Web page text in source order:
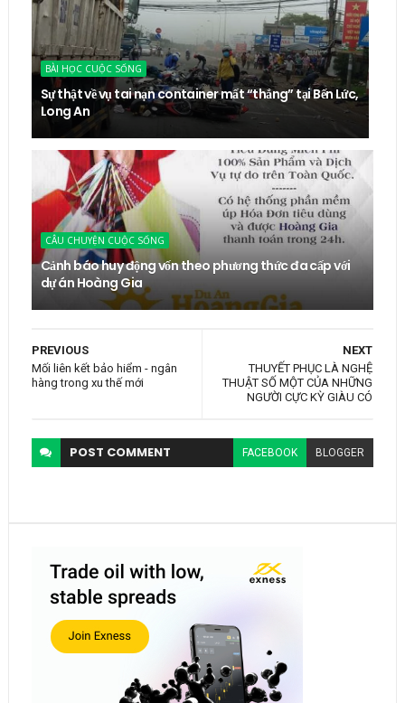
BÀI HỌC CUỘC SỐNG
Sự thật về vụ tai nạn container mất “thắng” tại Bến Lức,
Long An
CÂU CHUYỆN CUỘC SỐNG
Cảnh báo huy động vốn theo phương thức đa cấp với
dự án Hoàng Gia
NEXT
THUYẾT PHỤC LÀ NGHỆ
THUẬT SỐ MỘT CỦA NHỮNG
NGƯỜI CỰC KỲ GIÀU CÓ
PREVIOUS
Mối liên kết bảo hiểm - ngân
hàng trong xu thế mới
POST COMMENT FACEBOOK BLOGGER